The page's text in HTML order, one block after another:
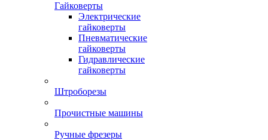
Гайковерты
Электрические
гайковерты
Пневматические
гайковерты
Гидравлические
гайковерты
Штроборезы
Прочистные машины
Ручные фрезеры